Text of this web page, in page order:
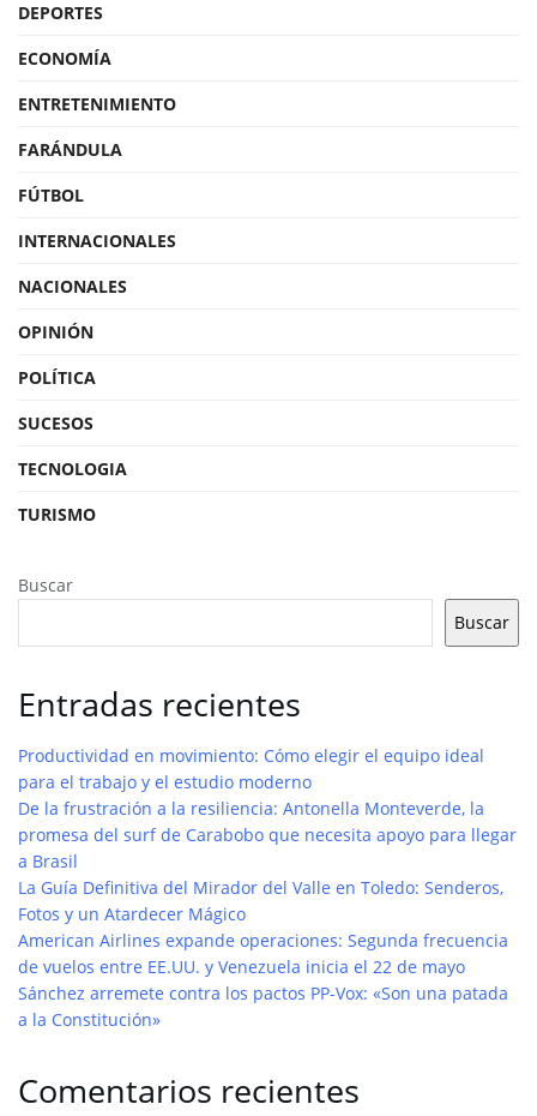
DEPORTES
ECONOMÍA
ENTRETENIMIENTO
FARÁNDULA
FÚTBOL
INTERNACIONALES
NACIONALES
OPINIÓN
POLÍTICA
SUCESOS
TECNOLOGIA
TURISMO
Buscar
Buscar
Entradas recientes
Productividad en movimiento: Cómo elegir el equipo ideal
para el trabajo y el estudio moderno
De la frustración a la resiliencia: Antonella Monteverde, la
promesa del surf de Carabobo que necesita apoyo para llegar
a Brasil
La Guía Definitiva del Mirador del Valle en Toledo: Senderos,
Fotos y un Atardecer Mágico
American Airlines expande operaciones: Segunda frecuencia
de vuelos entre EE.UU. y Venezuela inicia el 22 de mayo
Sánchez arremete contra los pactos PP-Vox: «Son una patada
a la Constitución»
Comentarios recientes